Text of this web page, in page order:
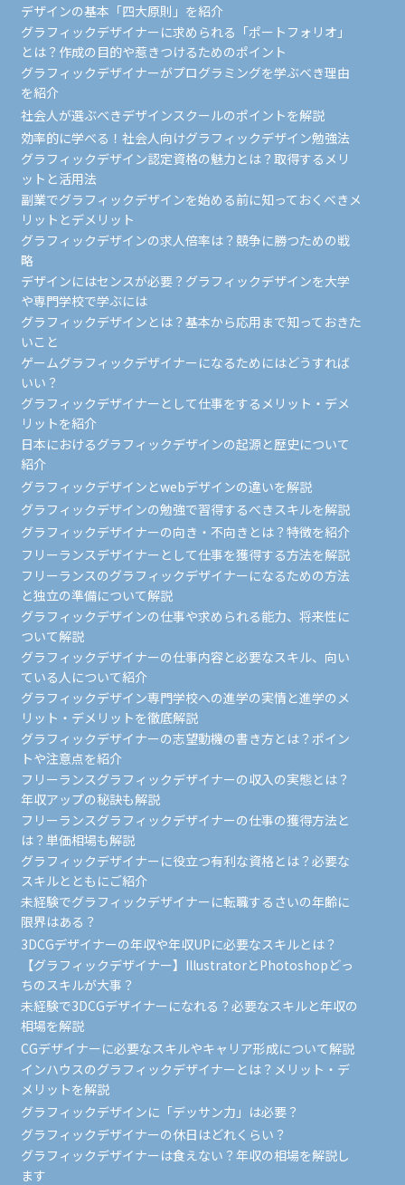
デザインの基本「四大原則」を紹介
グラフィックデザイナーに求められる「ポートフォリオ」
とは？作成の目的や惹きつけるためのポイント
グラフィックデザイナーがプログラミングを学ぶべき理由
を紹介
社会人が選ぶべきデザインスクールのポイントを解説
効率的に学べる！社会人向けグラフィックデザイン勉強法
グラフィックデザイン認定資格の魅力とは？取得するメリ
ットと活用法
副業でグラフィックデザインを始める前に知っておくべきメ
リットとデメリット
グラフィックデザインの求人倍率は？競争に勝つための戦
略
デザインにはセンスが必要？グラフィックデザインを大学
や専門学校で学ぶには
グラフィックデザインとは？基本から応用まで知っておきた
いこと
ゲームグラフィックデザイナーになるためにはどうすれば
いい？
グラフィックデザイナーとして仕事をするメリット・デメ
リットを紹介
日本におけるグラフィックデザインの起源と歴史について
紹介
グラフィックデザインとwebデザインの違いを解説
グラフィックデザインの勉強で習得するべきスキルを解説
グラフィックデザイナーの向き・不向きとは？特徴を紹介
フリーランスデザイナーとして仕事を獲得する方法を解説
フリーランスのグラフィックデザイナーになるための方法
と独立の準備について解説
グラフィックデザインの仕事や求められる能力、将来性に
ついて解説
グラフィックデザイナーの仕事内容と必要なスキル、向い
ている人について紹介
グラフィックデザイン専門学校への進学の実情と進学のメ
リット・デメリットを徹底解説
グラフィックデザイナーの志望動機の書き方とは？ポイン
トや注意点を紹介
フリーランスグラフィックデザイナーの収入の実態とは？
年収アップの秘訣も解説
フリーランスグラフィックデザイナーの仕事の獲得方法と
は？単価相場も解説
グラフィックデザイナーに役立つ有利な資格とは？必要な
スキルとともにご紹介
未経験でグラフィックデザイナーに転職するさいの年齢に
限界はある？
3DCGデザイナーの年収や年収UPに必要なスキルとは？
【グラフィックデザイナー】IllustratorとPhotoshopどっ
ちのスキルが大事？
未経験で3DCGデザイナーになれる？必要なスキルと年収の
相場を解説
CGデザイナーに必要なスキルやキャリア形成について解説
インハウスのグラフィックデザイナーとは？メリット・デ
メリットを解説
グラフィックデザインに「デッサン力」は必要？
グラフィックデザイナーの休日はどれくらい？
グラフィックデザイナーは食えない？年収の相場を解説し
ます